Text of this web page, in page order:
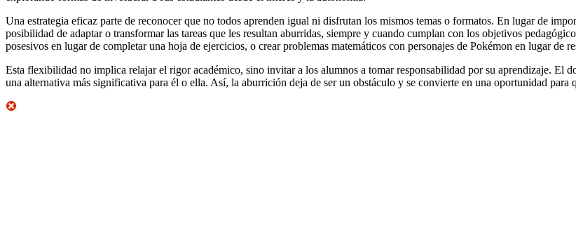
Una estrategia eficaz parte de reconocer que no todos aprenden igual ni disfrutan los mismos temas o formatos. En lugar de
posibilidad de adaptar o transformar las tareas que les resultan aburridas, siempre y cuando cumplan con los objetivos
posesivos en lugar de completar una hoja de ejercicios, o crear problemas matemáticos con personajes de Pokémon en lugar de
Esta flexibilidad no implica relajar el rigor académico, sino invitar a los alumnos a tomar responsabilidad por su aprendizaje. El
una alternativa más significativa para él o ella. Así, la aburrición deja de ser un obstáculo y se convierte en una oportunidad